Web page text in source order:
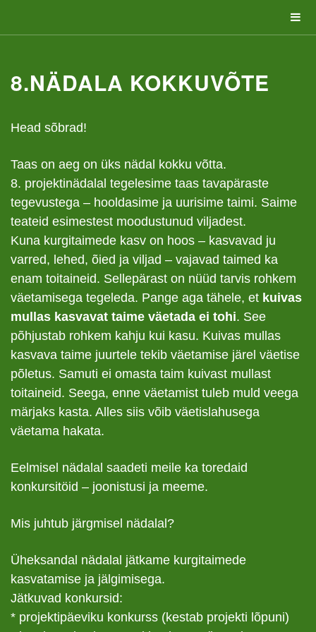
8.NÄDALA KOKKUVÕTE
Head sõbrad!
Taas on aeg on üks nädal kokku võtta.
8. projektinädalal tegelesime taas tavapäraste
tegevustega – hooldasime ja uurisime taimi. Saime
teateid esimestest moodustunud viljadest.
Kuna kurgitaimede kasv on hoos – kasvavad ju
varred, lehed, õied ja viljad – vajavad taimed ka
enam toitaineid. Sellepärast on nüüd tarvis rohkem
väetamisega tegeleda. Pange aga tähele, et kuivas
mullas kasvavat taime väetada ei tohi. See
põhjustab rohkem kahju kui kasu. Kuivas mullas
kasvava taime juurtele tekib väetamise järel väetise
põletus. Samuti ei omasta taim kuivast mullast
toitaineid. Seega, enne väetamist tuleb muld veega
märjaks kasta. Alles siis võib väetislahusega
väetama hakata.
Eelmisel nädalal saadeti meile ka toredaid
konkursitöid – joonistusi ja meeme.
Mis juhtub järgmisel nädalal?
Üheksandal nädalal jätkame kurgitaimede
kasvatamise ja jälgimisega.
Jätkuvad konkursid:
* projektipäeviku konkurss (kestab projekti lõpuni)